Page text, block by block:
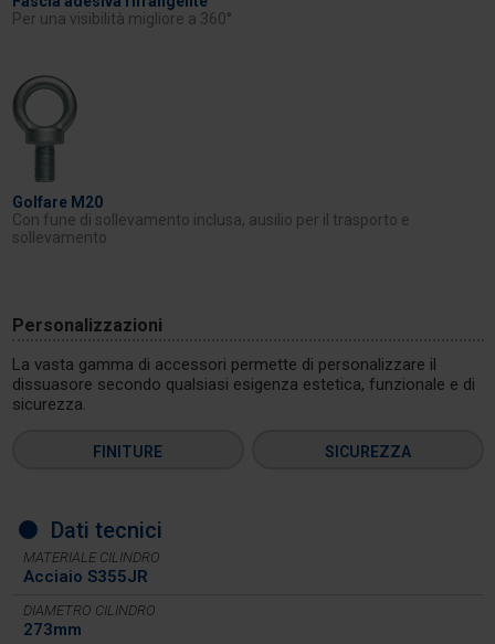
Per una visibilità migliore a 360°
Golfare M20
Con fune di sollevamento inclusa, ausilio per il trasporto e
sollevamento
Personalizzazioni
La vasta gamma di accessori permette di personalizzare il
dissuasore secondo qualsiasi esigenza estetica, funzionale e di
sicurezza.
FINITURE SICUREZZA
Dati tecnici
MATERIALE CILINDRO
Acciaio S355JR
DIAMETRO CILINDRO
273mm